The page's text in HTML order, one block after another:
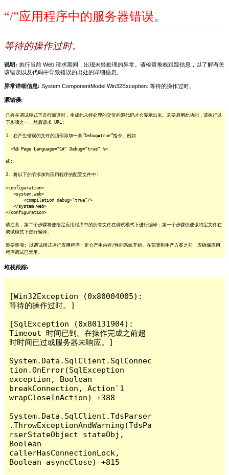
“/”应用程序中的服务器错误。
等待的操作过时。
说明: 执行当前 Web 请求期间，出现未经处理的异常。请检查堆栈跟踪信息，以了解有关
该错误以及代码中导致错误的出处的详细信息。
异常详细信息: System.ComponentModel.Win32Exception: 等待的操作过时。
源错误:
只有在调试模式下进行编译时，生成此未经处理的异常的源代码才会显示出来。若要启用此功能，请执行以
下步骤之一，然后请求 URL:
1. 在产生错误的文件的顶部添加一条“Debug=true”指令。例如:
<%@ Page Language="C#" Debug="true" %>
或:
2. 将以下的节添加到应用程序的配置文件中:
<configuration>
<system.web>
<compilation debug="true"/>
</system.web>
</configuration>
请注意，第二个步骤将使给定应用程序中的所有文件在调试模式下进行编译；第一个步骤仅使该特定文件在
调试模式下进行编译。
重要事项: 以调试模式运行应用程序一定会产生内存/性能系统开销。在部署到生产方案之前，应确保应用
程序调试已禁用。
堆栈跟踪:
[Win32Exception (0x80004005):
等待的操作过时。]
[SqlException (0x80131904):
Timeout 时间已到。在操作完成之前超
时时间已过或服务器未响应。]
System.Data.SqlClient.SqlConnec
tion.OnError(SqlException
exception, Boolean
breakConnection, Action`1
wrapCloseInAction) +388
System.Data.SqlClient.TdsParser
.ThrowExceptionAndWarning(TdsPa
rserStateObject stateObj,
Boolean
callerHasConnectionLock,
Boolean asyncClose) +815